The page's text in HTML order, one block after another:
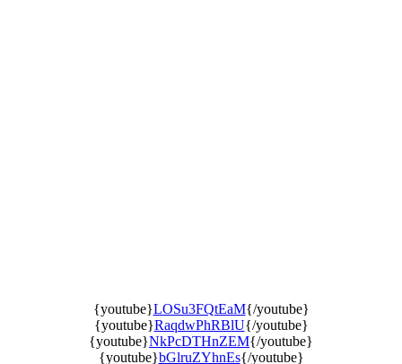
{youtube}LOSu3FQtEaM{/youtube}
{youtube}RaqdwPhRBlU{/youtube}
{youtube}NkPcDTHnZEM{/youtube}
{youtube}bGlruZYhnEs{/youtube}